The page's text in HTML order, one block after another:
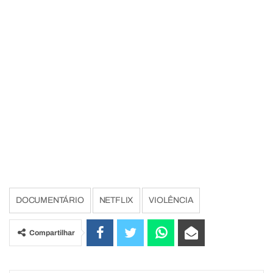
DOCUMENTÁRIO NETFLIX VIOLÊNCIA
Compartilhar